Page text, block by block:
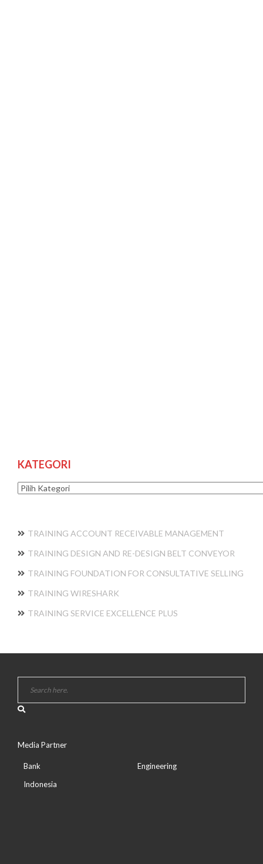
KATEGORI
Kategori
TRAINING ACCOUNT RECEIVABLE MANAGEMENT
TRAINING DESIGN AND RE-DESIGN BELT CONVEYOR
TRAINING FOUNDATION FOR CONSULTATIVE SELLING
TRAINING WIRESHARK
TRAINING SERVICE EXCELLENCE PLUS
Media Partner
Bank
Indonesia
Engineering